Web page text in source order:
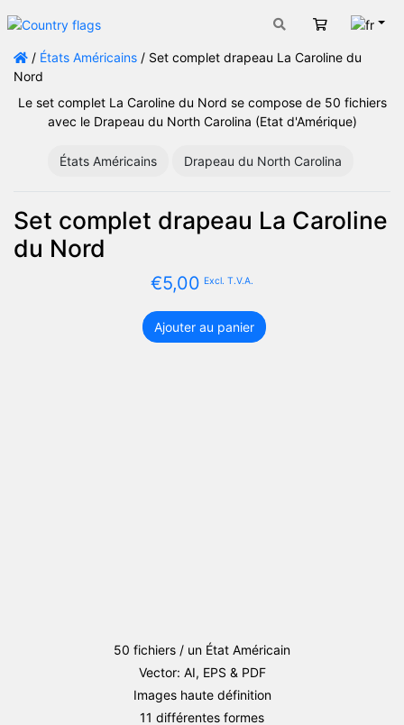
Panier
/ États Américains / Set complet drapeau La Caroline du
Nord
Le set complet La Caroline du Nord se compose de 50 fichiers
avec le Drapeau du North Carolina (Etat d'Amérique)
États Américains Drapeau du North Carolina
Set complet drapeau La Caroline
du Nord
€5,00 Excl. T.V.A.
quantité
Ajouter au panier
50 fichiers / un État Américain
Vector: AI, EPS & PDF
Images haute définition
11 différentes formes